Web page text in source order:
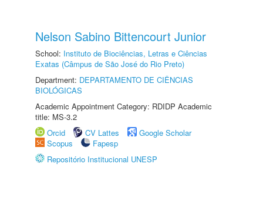
Nelson Sabino Bittencourt Junior
School: Instituto de Biociências, Letras e Ciências
Exatas (Câmpus de São José do Rio Preto)
Department: DEPARTAMENTO DE CIÊNCIAS
BIOLÓGICAS
Academic Appointment Category: RDIDP Academic
title: MS-3.2
Orcid
CV Lattes
Google Scholar
Scopus
Fapesp
Repositório Institucional UNESP